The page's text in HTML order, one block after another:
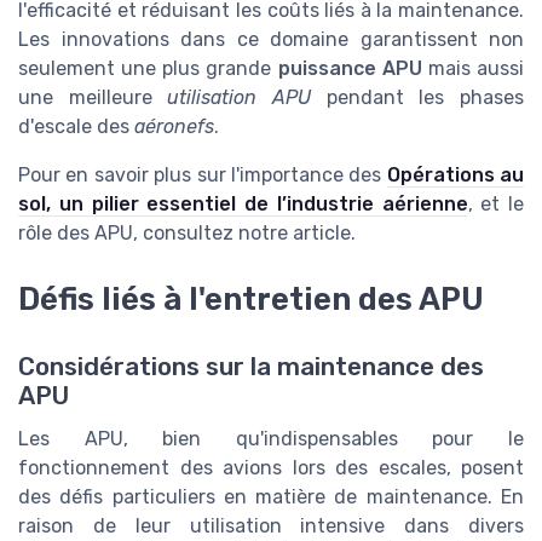
l'efficacité et réduisant les coûts liés à la maintenance.
Les innovations dans ce domaine garantissent non
seulement une plus grande puissance APU mais aussi
une meilleureutilisation APUpendant les phases
d'escale des aéronefs.
Pour en savoir plus sur l'importance des Opérations au
sol, un pilier essentiel de l’industrie aérienne, et le
rôle des APU, consultez notre article.
Défis liés à l'entretien des APU
Considérations sur la maintenance des
APU
Les APU, bien qu'indispensables pour le
fonctionnement des avions lors des escales, posent
des défis particuliers en matière de maintenance. En
raison de leur utilisation intensive dans divers